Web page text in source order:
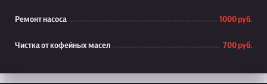
Ремонт насоса 1000 руб.
Чистка от кофейных масел 700 руб.